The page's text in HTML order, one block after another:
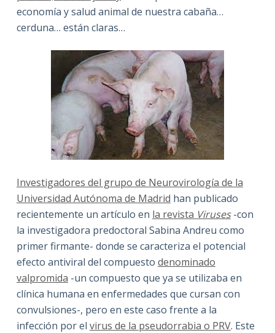
economía y salud animal de nuestra cabaña…
cerduna… están claras…
Investigadores del grupo de Neurovirología de la
Universidad Autónoma de Madrid han publicado
recientemente un artículo en la revista Viruses-con
la investigadora predoctoral Sabina Andreu como
primer firmante- donde se caracteriza el potencial
efecto antiviral del compuesto denominado
valpromida -un compuesto que ya se utilizaba en
clínica humana en enfermedades que cursan con
convulsiones-, pero en este caso frente a la
infección por el virus de la pseudorrabia o PRV. Este